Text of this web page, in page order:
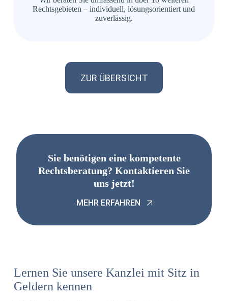
Rechtsgebieten – individuell, lösungsorientiert und
zuverlässig.
ZUR ÜBERSICHT
Sie benötigen eine kompetente
Rechtsberatung? Kontaktieren Sie
uns jetzt!
MEHR ERFAHREN
Lernen Sie unsere Kanzlei mit Sitz in
Geldern kennen